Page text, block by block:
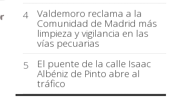
4
Valdemoro reclama a la
Comunidad de Madrid más
limpieza y vigilancia en las
vías pecuarias
5
El puente de la calle Isaac
Albéniz de Pinto abre al
tráfico